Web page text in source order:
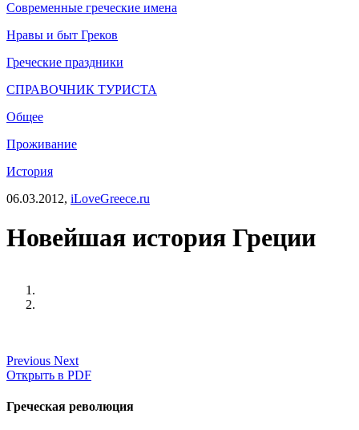
Современные греческие имена
Нравы и быт Греков
Греческие праздники
СПРАВОЧНИК ТУРИСТА
Общее
Проживание
История
06.03.2012, iLoveGreece.ru
Новейшая история Греции
Previous Next
Открыть в PDF
Греческая революция